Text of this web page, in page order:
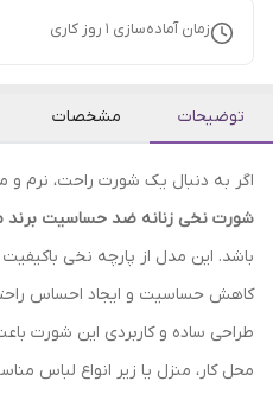
زمان آماده‌سازی 1 روز کاری
توضیحات مشخصات
اگر به دنبال یک شورت راحت، نرم و
شورت نخی زنانه ضد حساسیت
باشد. این مدل از پارچه نخی
کاهش حساسیت و ایجاد احساس
طراحی ساده و کاربردی این شورت
محل کار، منزل یا زیر انواع لباس